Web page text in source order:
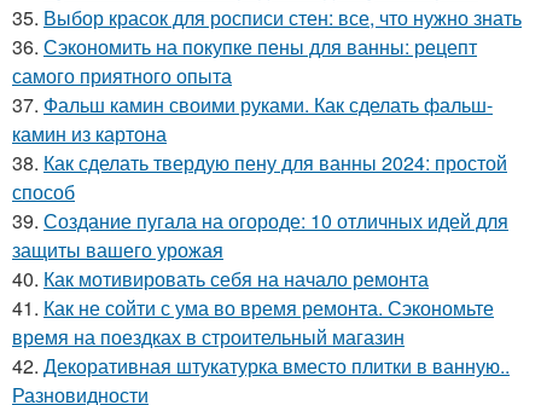
35. Выбор красок для росписи стен: все, что нужно знать
36. Сэкономить на покупке пены для ванны: рецепт
самого приятного опыта
37. Фальш камин своими руками. Как сделать фальш-
камин из картона
38. Как сделать твердую пену для ванны 2024: простой
способ
39. Создание пугала на огороде: 10 отличных идей для
защиты вашего урожая
40. Как мотивировать себя на начало ремонта
41. Как не сойти с ума во время ремонта. Сэкономьте
время на поездках в строительный магазин
42. Декоративная штукатурка вместо плитки в ванную..
Разновидности